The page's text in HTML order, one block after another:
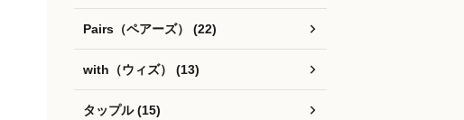
Pairs（ペアーズ） (22)
with（ウィズ） (13)
タップル (15)